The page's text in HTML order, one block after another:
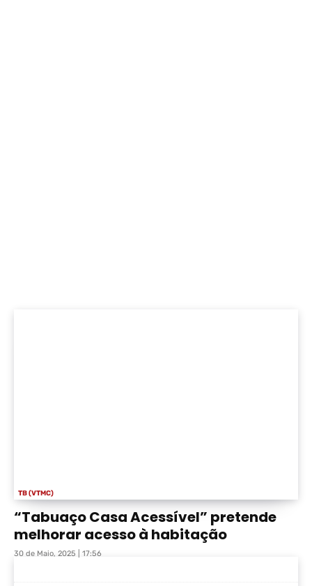
TB (VTMC)
“Tabuaço Casa Acessível” pretende
melhorar acesso à habitação
30 de Maio, 2025 | 17:56